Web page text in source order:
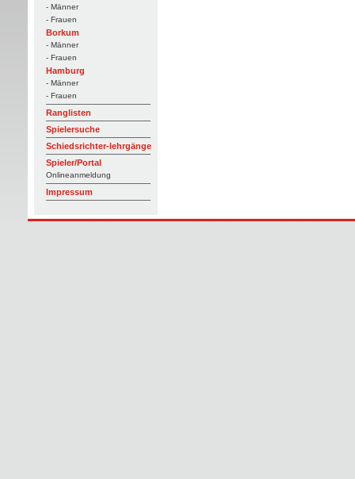
- Männer
- Frauen
Borkum
- Männer
- Frauen
Hamburg
- Männer
- Frauen
Ranglisten
Spielersuche
Schiedsrichter-lehrgänge
Spieler/Portal
Onlineanmeldung
Impressum